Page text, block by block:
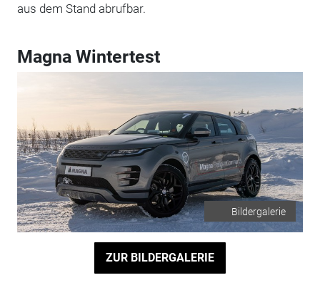
aus dem Stand abrufbar.
Magna Wintertest
Bildergalerie
ZUR BILDERGALERIE